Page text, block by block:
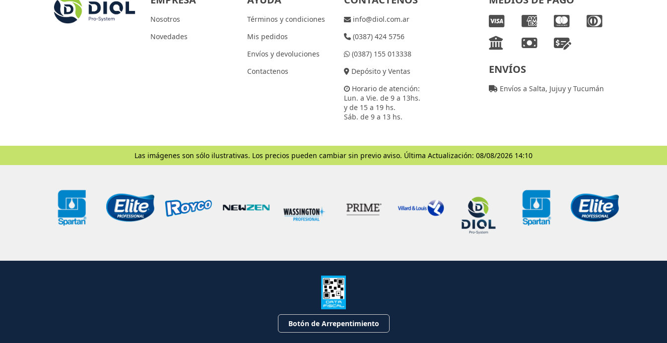
Nosotros
Novedades
Términos y condiciones
Mis pedidos
Envíos y devoluciones
Contactenos
info@diol.com.ar
(0387) 424 5756
(0387) 155 013338
Depósito y Ventas
Horario de atención:
Lun. a Vie. de 9 a 13hs.
y de 15 a 19 hs.
Sáb. de 9 a 13 hs.
ENVÍOS
Envíos a Salta, Jujuy y Tucumán
Las imágenes son sólo ilustrativas. Los precios pueden cambiar sin previo aviso. Última Actualización: 08/08/2026 14:10
Botón de Arrepentimiento